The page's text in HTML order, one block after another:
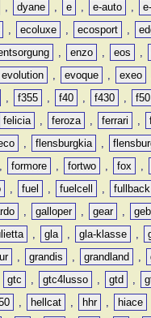
, dyane , e , e-auto ,
, ecoluxe , ecosport ,
, enzo , eos ,
evolution , evoque , exeo
, f355 , f40 , f430 , f50
felicia , feroza , ferrari ,
, flensburgkia ,
, formore , fortwo , fox ,
, fuel , fuelcell , fullback
, galloper , gear ,
, gla , gla-klasse ,
, grandis , grandland ,
gtc , gtc4lusso , gtd ,
, hellcat , hhr , hiace